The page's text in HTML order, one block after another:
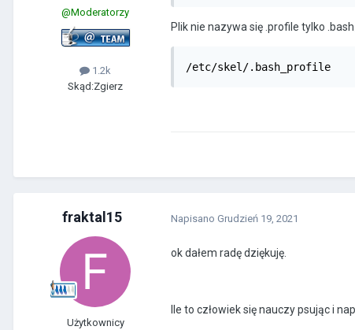
@Moderatorzy
1.2k
Skąd:Zgierz
Plik nie nazywa się .profile tylko
/etc/skel/.bash_profile
fraktal15
Użytkownicy
Napisano Grudzień 19, 2021
ok dałem radę dziękuję.
Ile to człowiek się nauczy psując i